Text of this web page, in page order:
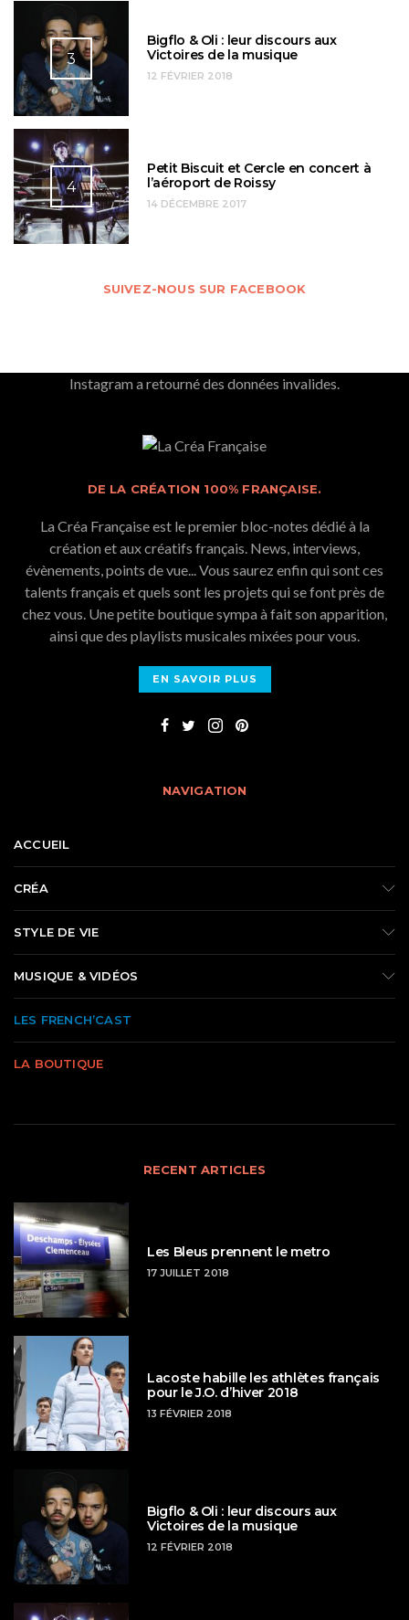
3
Bigflo & Oli : leur discours aux
Victoires de la musique
12 FÉVRIER 2018
4
Petit Biscuit et Cercle en concert à
l’aéroport de Roissy
14 DÉCEMBRE 2017
SUIVEZ-NOUS SUR FACEBOOK
Instagram a retourné des données invalides.
DE LA CRÉATION 100% FRANÇAISE.
La Créa Française est le premier bloc-notes dédié à la
création et aux créatifs français. News, interviews,
évènements, points de vue... Vous saurez enfin qui sont ces
talents français et quels sont les projets qui se font près de
chez vous. Une petite boutique sympa à fait son apparition,
ainsi que des playlists musicales mixées pour vous.
EN SAVOIR PLUS
NAVIGATION
ACCUEIL
CRÉA
STYLE DE VIE
MUSIQUE & VIDÉOS
LES FRENCH’CAST
LA BOUTIQUE
RECENT ARTICLES
Les Bleus prennent le metro
17 JUILLET 2018
Lacoste habille les athlètes français
pour le J.O. d’hiver 2018
13 FÉVRIER 2018
Bigflo & Oli : leur discours aux
Victoires de la musique
12 FÉVRIER 2018